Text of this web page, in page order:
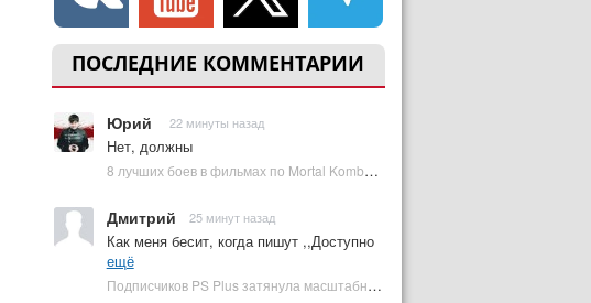
ПОСЛЕДНИЕ КОММЕНТАРИИ
Юрий 22 минуты назад
Нет, должны
8 лучших боев в фильмах по Mortal Kombat: от «Смертельной битвы» до «Мортал Комбат 2» | Plugged In Ru
Дмитрий 25 минут назад
Как меня бесит, когда пишут ,,Доступно
ещё
Подписчиков PS Plus затянула масштабная RPG в духе Skyrim, которая доступна бесплатно | Plugged In Ru